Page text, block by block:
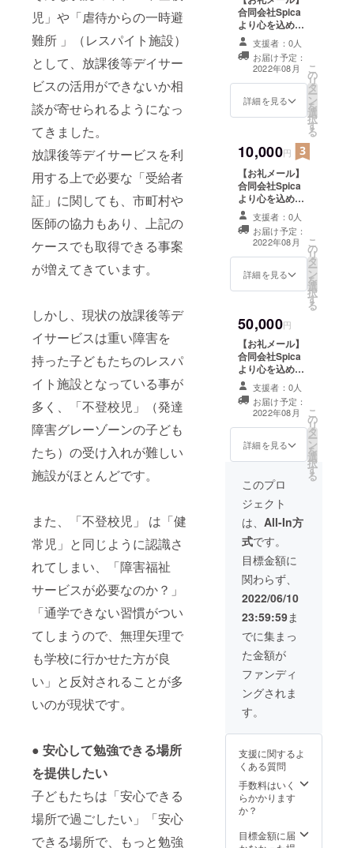
児」や「虐待からの一時避
難所 」（レスパイト施設）
として、放課後等デイサー
ビスの活用ができないか相
談が寄せられるようになっ
てきました。
放課後等デイサービスを利
用する上で必要な「受給者
証」に関しても、市町村や
医師の協力もあり、上記の
ケースでも取得できる事案
が増えてきています。
しかし、現状の放課後等デ
イサービスは重い障害を
持った子どもたちのレスパ
イト施設となっている事が
多く、「不登校児」（発達
障害グレーゾーンの子ども
たち）の受け入れが難しい
施設がほとんどです。
また、「不登校児」 は「健
常児」と同じように認識さ
れてしまい、「障害福祉
サービスが必要なのか？」
「通学できない習慣がつい
てしまうので、無理矢理で
も学校に行かせた方が良
い」と反対されることが多
いのが現状です。
● 安心して勉強できる場所
を提供したい
子どもたちは「安心できる
場所で過ごしたい」「安心
できる場所で、もっと勉強
合同会社Spica
より心を込めて
お礼のメールを
送らせて頂きま
す。 【支援者リ
ストHPにお名前
掲載 （小）】 支
援様のお名前を
ドレス必要 ※強
制ではありませ
んので、ご希望
の無い方はお申
し付けくださ
い。 ※記載をご
希望の方は、備
考欄で記載する
お名前を教えて
名前掲載に関す
る非掲載ガイド
切と思われるお
名前について
は、掲載をお断
りすることがあ
りますので、ご
承知おきくださ
い。
支援者：0人
お届け予定：
2022年08月
詳細を見る
こ
の
リ
タ
ー
ン
を
選
択
す
る
10,000円
【お礼メール】
合同会社Spica
より心を込めて
お礼のメールを
送らせて頂きま
す。 【支援者リ
ストHPにお名前
掲載 （中）】 支
援様のお名前を
はありませんの
で、ご希望の無
い方はお申し付
けください。 ※
記載をご希望の
方は、備考欄で
記載するお名前
を教えてくださ
い。 ※お名前掲
載に関する非掲
載ガイドライン
・掲載するこ
とが不適切と思
われるお名前に
ついては、掲載
をお断りするこ
とがありますの
で、ご承知おき
ください。
支援者：0人
お届け予定：
2022年08月
詳細を見る
こ
の
リ
タ
ー
ン
を
選
択
す
る
50,000円
【お礼メール】
合同会社Spica
より心を込めて
お礼のメールを
送らせて頂きま
す。 【支援者リ
ストHPにお名前
掲載 （大）】 支
援様のお名前を
ます。 ※強制で
はありませんの
で、ご希望の無
い方はお申し付
けください。 ※
記載をご希望の
方は、備考欄で
記載するお名前
を教えてくださ
い。 ※お名前掲
載ガイドライン
・掲載するこ
とが不適切と思
われるお名前に
ついては、掲載
をお断りするこ
とがありますの
で、ご承知おき
ください。
支援者：0人
お届け予定：
2022年08月
詳細を見る
こ
の
リ
タ
ー
ン
を
選
択
す
る
このプロ
ジェクト
は、 All-In方
式です。
目標金額に
関わらず、
2022/06/10
23:59:59ま
でに集まっ
た金額が
ファンディ
ングされま
す。
支援に関するよ
くある質問
手数料はいく
らかかります
か？
目標金額に届